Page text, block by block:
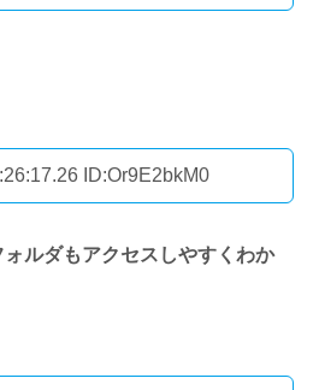
ID:Or9E2bkM0
ルダもアクセスしやすくわか